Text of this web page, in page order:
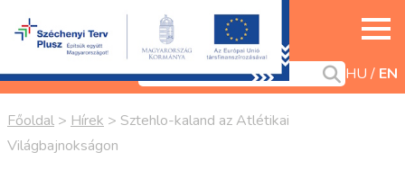
HU EN
Főoldal > Hírek > Sztehlo-kaland az Atlétikai
Világbajnokságon